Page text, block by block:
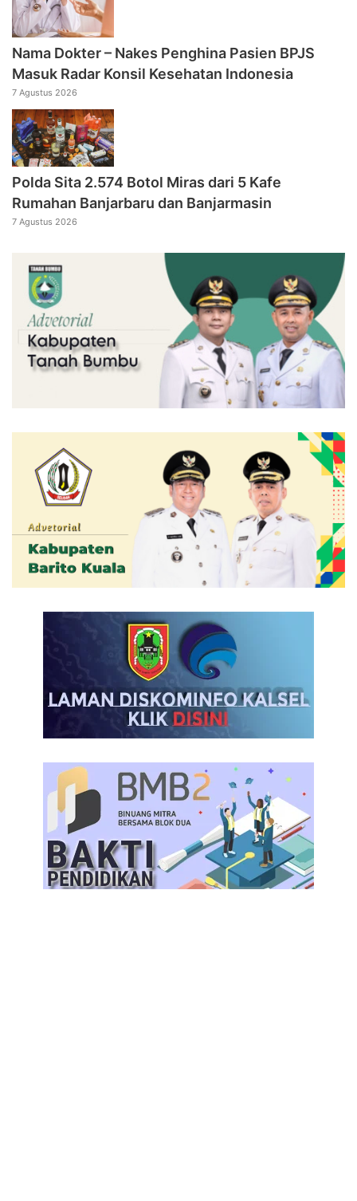
Nama Dokter – Nakes Penghina Pasien BPJS
Masuk Radar Konsil Kesehatan Indonesia
7 Agustus 2026
Polda Sita 2.574 Botol Miras dari 5 Kafe
Rumahan Banjarbaru dan Banjarmasin
7 Agustus 2026